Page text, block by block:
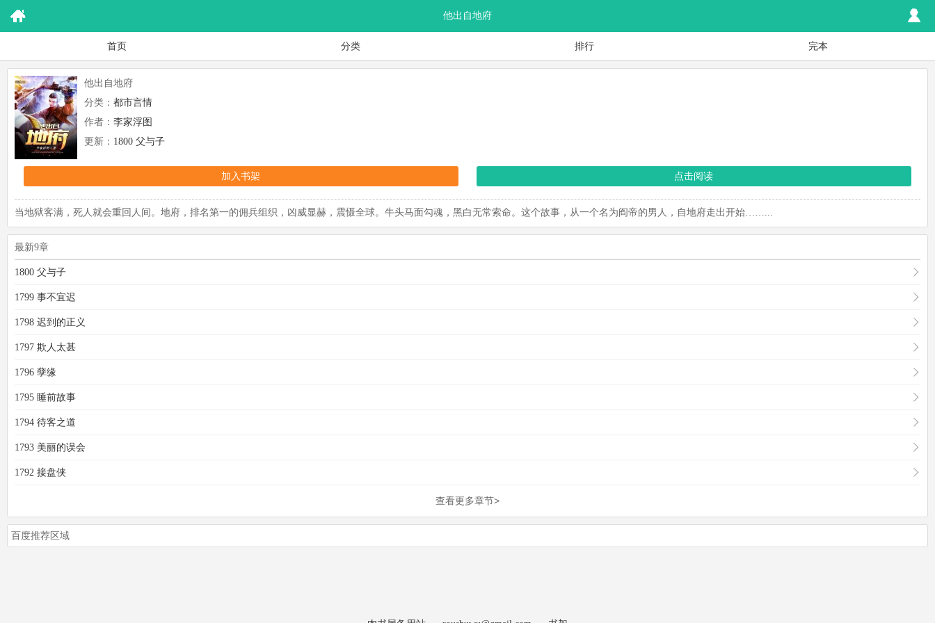
他出自地府
首页 分类 排行 完本
他出自地府
分类：都市言情
作者：李家浮图
更新： 1800 父与子
加入书架 点击阅读
当地狱客满，死人就会重回人间。地府，排名第一的佣兵组织，凶威显赫，震慑全球。牛头马面勾魂，黑白无常索命。这个故事，从一个名为阎帝的男人，自地府走出开始……...
最新9章
1800 父与子
1799 事不宜迟
1798 迟到的正义
1797 欺人太甚
1796 孽缘
1795 睡前故事
1794 待客之道
1793 美丽的误会
1792 接盘侠
查看更多章节>
百度推荐区域